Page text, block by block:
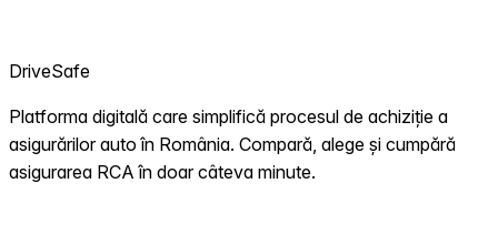
DriveSafe
Platforma digitală care simplifică procesul de achiziție a
asigurărilor auto în România. Compară, alege și cumpără
asigurarea RCA în doar câteva minute.